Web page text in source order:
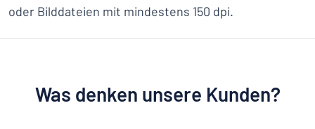
oder Bilddateien mit mindestens 150 dpi.
Was denken unsere Kunden?